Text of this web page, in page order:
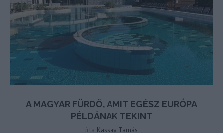
A MAGYAR FÜRDŐ, AMIT EGÉSZ EURÓPA
PÉLDÁNAK TEKINT
írta Kassay Tamás